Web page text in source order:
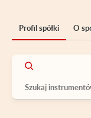
Profil spółki O